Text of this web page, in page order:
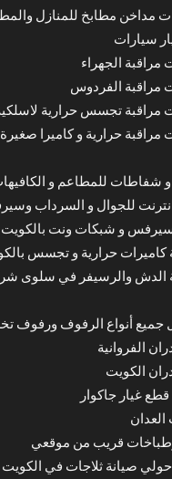
مداخن مطابخ للمنازل
سيارات
الجهراء
مراقبة الفردوس
مراقبة تجسس حرارية
حرارية و كاميرا
شفاطات للمطاعم و
للجوال و السرداب
و شبكات ونت بالكويت
كاميرات حرارية و تجسس
الدش والرسيفر في سلوى
أنواع الرفوف ورفوف
الفروانية
الكويت
غيار جاكوار
قريب من موقعي
صيانة ثلاجات في الكويت